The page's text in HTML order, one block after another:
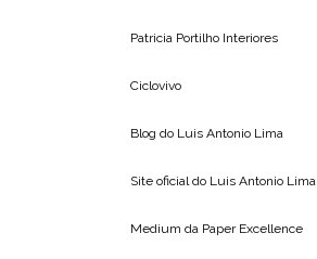
Patricia Portilho Interiores
Ciclovivo
Blog do Luis Antonio Lima
Site oficial do Luis Antonio Lima
Medium da Paper Excellence